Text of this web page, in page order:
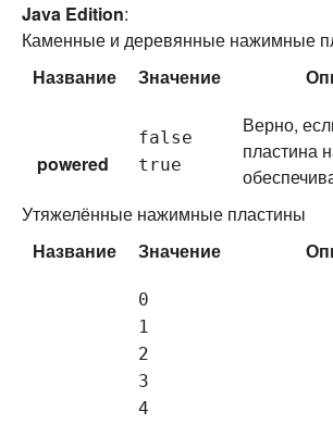
Java Edition:
Каменные и деревянные нажимные
Название
Значение
powered
false
true
Верно,
пластина
Утяжелённые нажимные пластины
Название
Значение
0
1
2
3
4